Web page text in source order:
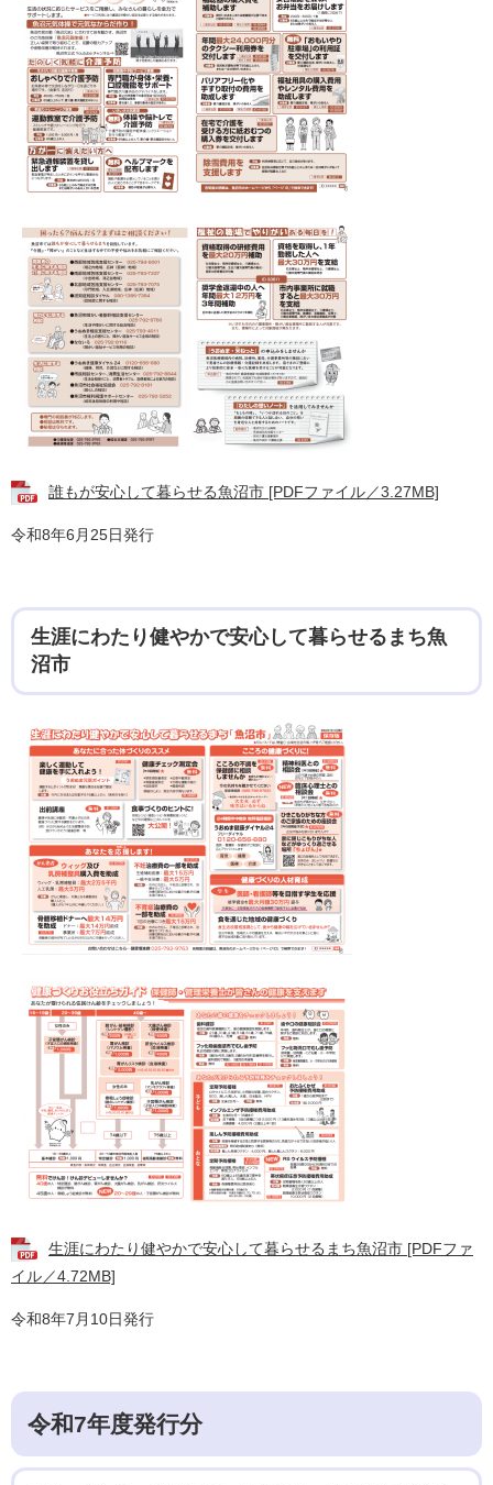
誰もが安心して暮らせる魚沼市 [PDFファイル／3.27MB]
令和8年6月25日発行
生涯にわたり健やかで安心して暮らせるまち魚
沼市
生涯にわたり健やかで安心して暮らせるまち魚沼市 [PDFファ
イル／4.72MB]
令和8年7月10日発行
令和7年度発行分